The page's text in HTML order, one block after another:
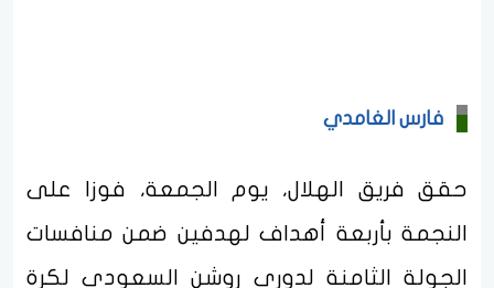
فارس الغامدي
حقق فريق الهلال، يوم الجمعة، فوزا على
النجمة بأربعة أهداف لهدفين ضمن منافسات
الجولة الثامنة لدوري روشن السعودي لكرة